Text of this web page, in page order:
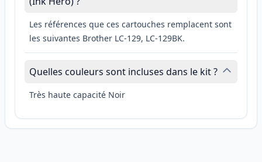
Les références que ces cartouches remplacent sont
les suivantes Brother LC-129, LC-129BK.
Quelles couleurs sont incluses dans le kit ?
Très haute capacité Noir